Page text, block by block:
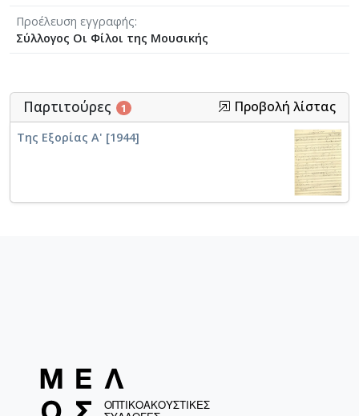
Προέλευση εγγραφής
Σύλλογος Οι Φίλοι της Μουσικής
Παρτιτούρες 1 Προβολή λίστας
Της Εξορίας Α' [1944]